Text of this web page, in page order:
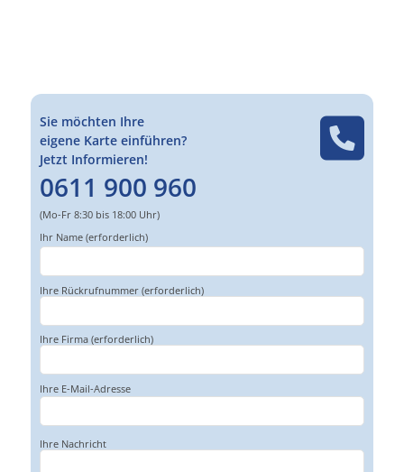
Sie möchten Ihre
eigene Karte einführen?
Jetzt Informieren!
0611 900 960
(Mo-Fr 8:30 bis 18:00 Uhr)
Ihr Name (erforderlich)
Bitte
dieses
leer.
Bitte
dieses
leer.
Ihre Rückrufnummer (erforderlich)
Ihre Firma (erforderlich)
Ihre E-Mail-Adresse
Bitte
dieses
leer.
lasse
dieses
Ihre Nachricht